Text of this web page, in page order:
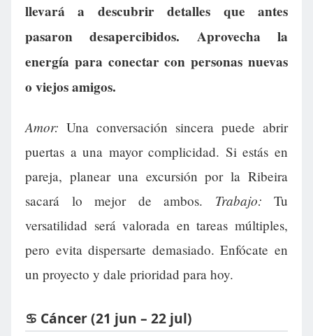
llevará a descubrir detalles que antes
pasaron desapercibidos. Aprovecha la
energía para conectar con personas nuevas
o viejos amigos.
Amor: Una conversación sincera puede abrir
puertas a una mayor complicidad. Si estás en
pareja, planear una excursión por la Ribeira
sacará lo mejor de ambos. Trabajo: Tu
versatilidad será valorada en tareas múltiples,
pero evita dispersarte demasiado. Enfócate en
un proyecto y dale prioridad para hoy.
♋ Cáncer (21 jun – 22 jul)